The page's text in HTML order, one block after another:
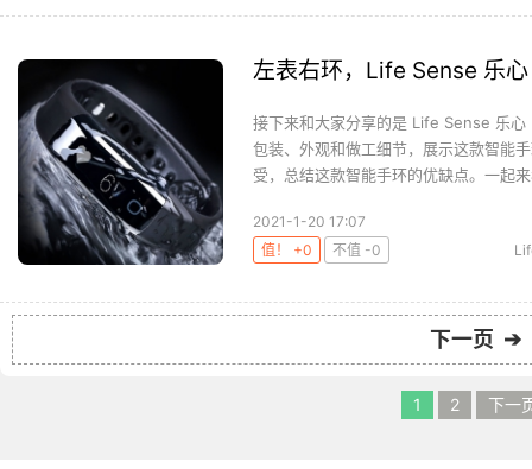
左表右环，Life Sense 乐
接下来和大家分享的是 Life Sense 乐
包装、外观和做工细节，展示这款智能
受，总结这款智能手环的优缺点。一起
2021-1-20 17:07
值！ +0
不值 -0
下一页 ➔
1 2 下一